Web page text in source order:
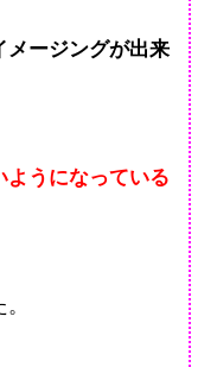
メージングが出来
ようになっている